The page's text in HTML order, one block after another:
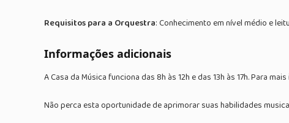
Requisitos para a Orquestra: Conhecimento em nível médio e
Informações adicionais
A Casa da Música funciona das 8h às 12h e das 13h às 17h. Para
Não perca esta oportunidade de aprimorar suas habilidades